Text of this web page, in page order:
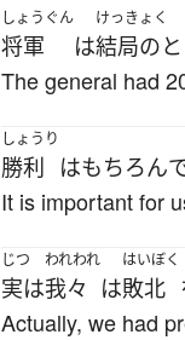
しょうぐん
将軍 は
けっきょく
結局の
The general had
しょうり
勝利 はもちろん
It is important for
じつ
実は
われわれ
我々 は
はいぼく
敗北
Actually, we had